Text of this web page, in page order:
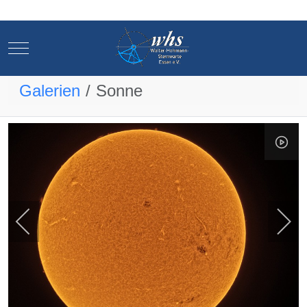
Mobile Menu Toggle
Galerien Sonne